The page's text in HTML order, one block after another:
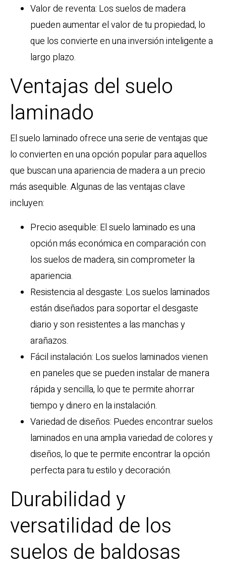
Valor de reventa: Los suelos de madera
pueden aumentar el valor de tu propiedad, lo
que los convierte en una inversión inteligente a
largo plazo.
Ventajas del suelo
laminado
El suelo laminado ofrece una serie de ventajas que
lo convierten en una opción popular para aquellos
que buscan una apariencia de madera a un precio
más asequible. Algunas de las ventajas clave
incluyen:
Precio asequible: El suelo laminado es una
opción más económica en comparación con
los suelos de madera, sin comprometer la
apariencia.
Resistencia al desgaste: Los suelos laminados
están diseñados para soportar el desgaste
diario y son resistentes a las manchas y
arañazos.
Fácil instalación: Los suelos laminados vienen
en paneles que se pueden instalar de manera
rápida y sencilla, lo que te permite ahorrar
tiempo y dinero en la instalación.
Variedad de diseños: Puedes encontrar suelos
laminados en una amplia variedad de colores y
diseños, lo que te permite encontrar la opción
perfecta para tu estilo y decoración.
Durabilidad y
versatilidad de los
suelos de baldosas